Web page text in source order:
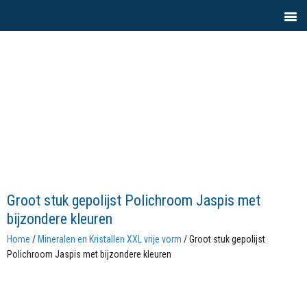
Groot stuk gepolijst Polichroom Jaspis met
bijzondere kleuren
Home / Mineralen en Kristallen XXL vrije vorm / Groot stuk gepolijst
Polichroom Jaspis met bijzondere kleuren